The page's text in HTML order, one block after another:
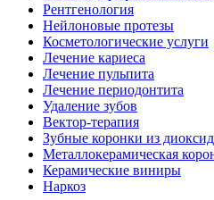
Рентгенология
Нейлоновые протезы
Косметологические услуги
Лечение кариеса
Лечение пульпита
Лечение периодонтита
Удаление зубов
Вектор-терапия
Зубные коронки из
Металлокерамическая
Керамические виниры
Наркоз